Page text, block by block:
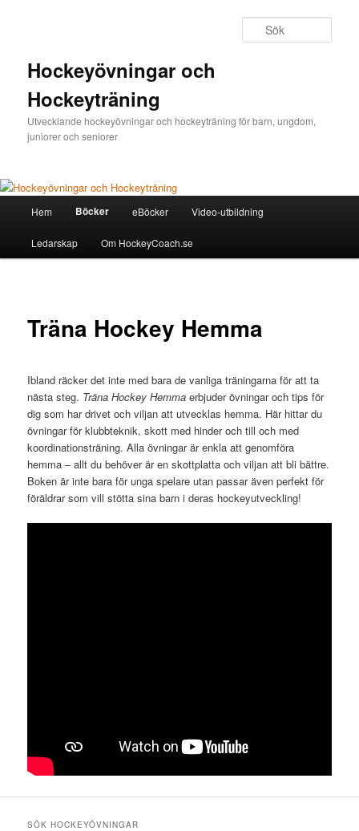
Hockeyövningar och
Hockeyträning
Utvecklande hockeyövningar och hockeyträning för barn, ungdom,
juniorer och seniorer
Hoppa
till
Hem Böcker eBöcker Video-utbildning
Ledarskap Om HockeyCoach.se
Träna Hockey Hemma
Ibland räcker det inte med bara de vanliga träningarna för att ta
nästa steg. Träna Hockey Hemma erbjuder övningar och tips för
dig som har drivet och viljan att utvecklas hemma. Här hittar du
övningar för klubbteknik, skott med hinder och till och med
koordinationsträning. Alla övningar är enkla att genomföra
hemma – allt du behöver är en skottplatta och viljan att bli bättre.
Boken är inte bara för unga spelare utan passar även perfekt för
föräldrar som vill stötta sina barn i deras hockeyutveckling!
SÖK HOCKEYÖVNINGAR